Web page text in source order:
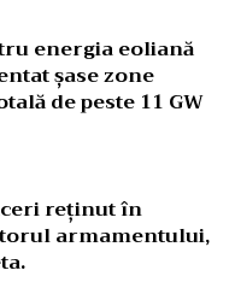
energia eoliană
șase zone
de peste 11 GW
reținut în
armamentului,